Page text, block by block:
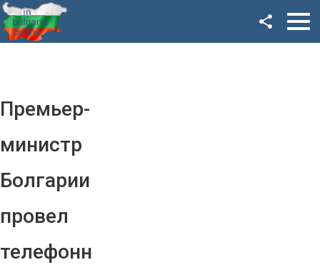
Премьер-
министр
Болгарии
провел
телефонн